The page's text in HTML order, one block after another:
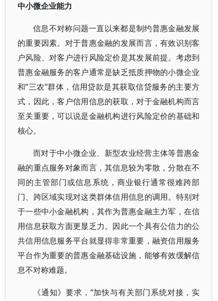
中小微企业能力
信息不对称问题一直以来都是制约普惠金融发展
的重要因素。对于普惠金融的发展而言，有效识别客
户风险、对客户进行风险定价是其发展前提。考虑到
普惠金融服务的客户通常是缺乏抵质押物的小微企业
和“三农”群体，信用贷款是其获取信贷服务的主要方
式，因此，客户信用信息的获取，对于金融机构而言
至关重要，可以说是金融机构进行风险定价的基础和
核心。
而对于中小微企业、新型农业经营主体等普惠金
融的重点服务对象而言，其信息较为零散，分散在不
同的主管部门或信息系统，商业银行通常很难跨部
门、跨区域实现对这类群体信用信息的调用。特别对
于一些中小金融机构，其作为普惠金融主力军，在信
用信息获取方面更显乏力。因此一个具有公信力的公
共信用信息服务平台就显得非常重要，融资信用服务
平台作为重要的普惠金融基础设施，能够有效缓解信
息不对称难题。
《通知》要求，“加快与有关部门系统对接，实